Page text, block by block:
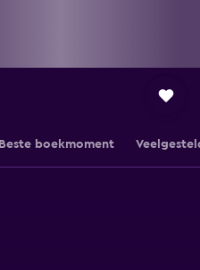
Beste boekmoment